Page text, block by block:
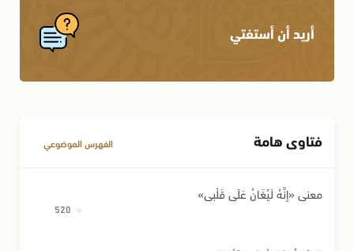
أريد أن أستفتي
فتاوى هامة الفهرس الموضوعي
معنى «إِنَّهُ لَيُغَانُ عَلَى قَلْبِي»